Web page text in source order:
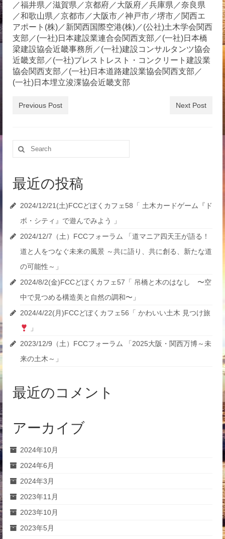
／福井県／滋賀県／京都府／大阪府／兵庫県／奈良県
／和歌山県／京都市／大阪市／神戸市／堺市／関西エ
アポート(株)／新関西国際空港(株)／(公社)土木学会関西
支部／(一社)日本建設業連合会関西支部／(一社)日本橋
梁建設協会近畿事務所／(一社)建設コンサルタンツ協会
近畿支部／(一社)プレストレスト・コンクリート建設業
協会関西支部／(一社)日本道路建設業協会関西支部／
(一社)日本埋立浚渫協会近畿支部
Previous Post Next Post
Search
for:
最近の投稿
2024/12/21(土)FCCどぼくカフェ58「 土木カードゲーム『ド
ボ・シティ』で遊んでみよう 」
2024/12/7（土）FCCフォーラム 「道マニア四天王が語る！
道と人をつなぐ未来の風景 ～共に語り、共に創る、新たな道
の可能性～」
2024/8/2(金)FCCどぼくカフェ57「 吊橋と木のはなし 〜空
中で見つめる構造美と自然の調和〜」
2024/4/22(月)FCCどぼくカフェ56「 かわいい土木 見つけ旅
」
2023/12/9（土）FCCフォーラム 「2025大阪・関西万博～未
来の土木～」
最近のコメント
アーカイブ
2024年10月
2024年6月
2024年3月
2023年11月
2023年10月
2023年5月